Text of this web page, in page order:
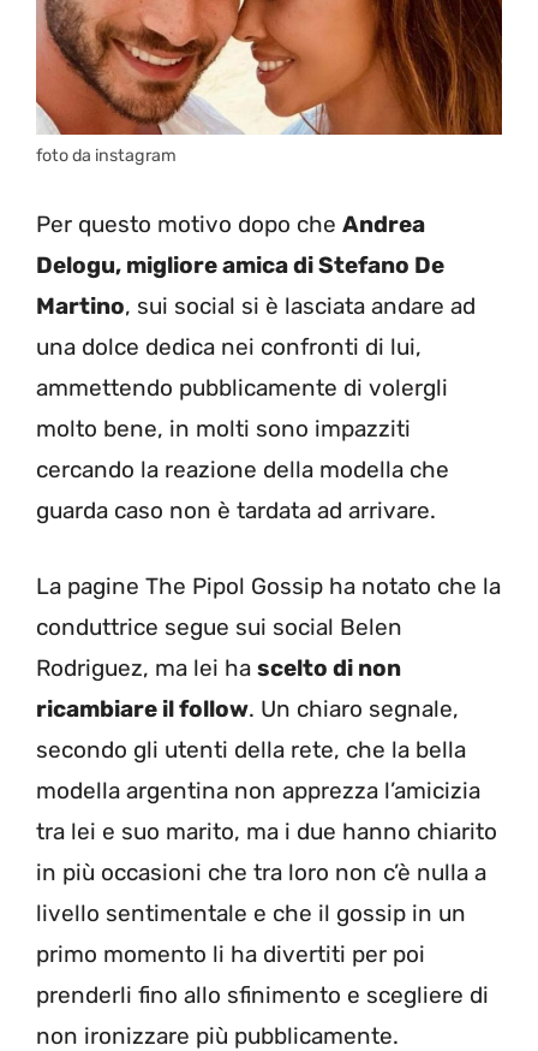
foto da instagram
Per questo motivo dopo che Andrea
Delogu, migliore amica di Stefano De
Martino, sui social si è lasciata andare ad
una dolce dedica nei confronti di lui,
ammettendo pubblicamente di volergli
molto bene, in molti sono impazziti
cercando la reazione della modella che
guarda caso non è tardata ad arrivare.
La pagine The Pipol Gossip ha notato che la
conduttrice segue sui social Belen
Rodriguez, ma lei ha scelto di non
ricambiare il follow. Un chiaro segnale,
secondo gli utenti della rete, che la bella
modella argentina non apprezza l’amicizia
tra lei e suo marito, ma i due hanno chiarito
in più occasioni che tra loro non c’è nulla a
livello sentimentale e che il gossip in un
primo momento li ha divertiti per poi
prenderli fino allo sfinimento e scegliere di
non ironizzare più pubblicamente.